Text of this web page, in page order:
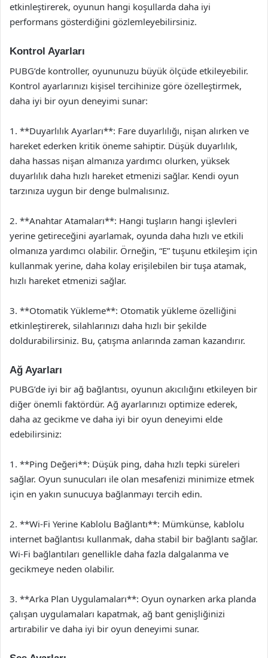
etkinleştirerek, oyunun hangi koşullarda daha iyi
performans gösterdiğini gözlemleyebilirsiniz.
Kontrol Ayarları
PUBG’de kontroller, oyununuzu büyük ölçüde etkileyebilir.
Kontrol ayarlarınızı kişisel tercihinize göre özelleştirmek,
daha iyi bir oyun deneyimi sunar:
1. **Duyarlılık Ayarları**: Fare duyarlılığı, nişan alırken ve
hareket ederken kritik öneme sahiptir. Düşük duyarlılık,
daha hassas nişan almanıza yardımcı olurken, yüksek
duyarlılık daha hızlı hareket etmenizi sağlar. Kendi oyun
tarzınıza uygun bir denge bulmalısınız.
2. **Anahtar Atamaları**: Hangi tuşların hangi işlevleri
yerine getireceğini ayarlamak, oyunda daha hızlı ve etkili
olmanıza yardımcı olabilir. Örneğin, “E” tuşunu etkileşim için
kullanmak yerine, daha kolay erişilebilen bir tuşa atamak,
hızlı hareket etmenizi sağlar.
3. **Otomatik Yükleme**: Otomatik yükleme özelliğini
etkinleştirerek, silahlarınızı daha hızlı bir şekilde
doldurabilirsiniz. Bu, çatışma anlarında zaman kazandırır.
Ağ Ayarları
PUBG’de iyi bir ağ bağlantısı, oyunun akıcılığını etkileyen bir
diğer önemli faktördür. Ağ ayarlarınızı optimize ederek,
daha az gecikme ve daha iyi bir oyun deneyimi elde
edebilirsiniz:
1. **Ping Değeri**: Düşük ping, daha hızlı tepki süreleri
sağlar. Oyun sunucuları ile olan mesafenizi minimize etmek
için en yakın sunucuya bağlanmayı tercih edin.
2. **Wi-Fi Yerine Kablolu Bağlantı**: Mümkünse, kablolu
internet bağlantısı kullanmak, daha stabil bir bağlantı sağlar.
Wi-Fi bağlantıları genellikle daha fazla dalgalanma ve
gecikmeye neden olabilir.
3. **Arka Plan Uygulamaları**: Oyun oynarken arka planda
çalışan uygulamaları kapatmak, ağ bant genişliğinizi
artırabilir ve daha iyi bir oyun deneyimi sunar.